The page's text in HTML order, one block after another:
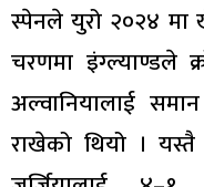
स्पेनले युरो २०२४
चरणमा इंग्ल्याण्डले
अल्वानियालाई
राखेको थियो । यस्तै